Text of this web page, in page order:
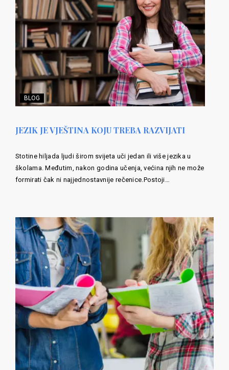
BLOG
JEZIK JE VJEŠTINA KOJU TREBA RAZVIJATI
Stotine hiljada ljudi širom svijeta uči jedan ili više jezika u
školama. Međutim, nakon godina učenja, većina njih ne može
formirati čak ni najjednostavnije rečenice.Postoji…